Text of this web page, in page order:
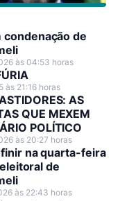
condenação de
às 04:53 horas
às 21:16 horas
AS
QUE MEXEM
POLÍTICO
às 20:27 horas
na quarta-feira
de
às 22:43 horas